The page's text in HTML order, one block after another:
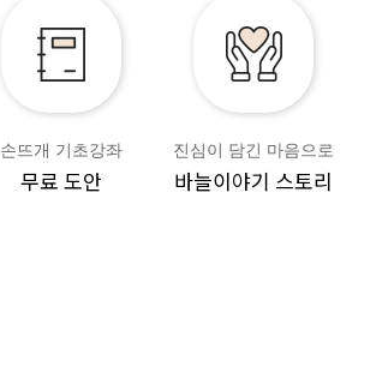
손뜨개 기초강좌
무료 도안
진심이 담긴 마음으로
바늘이야기 스토리